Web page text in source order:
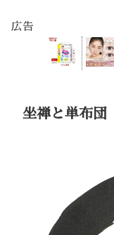
広告
坐禅と単布団